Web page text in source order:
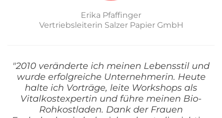
Erika Pfaffinger
Vertriebsleiterin Salzer Papier GmbH
"2010 veränderte ich meinen Lebensstil und
wurde erfolgreiche Unternehmerin. Heute
halte ich Vorträge, leite Workshops als
Vitalkostexpertin und führe meinen Bio-
Rohkostladen. Dank der Frauen